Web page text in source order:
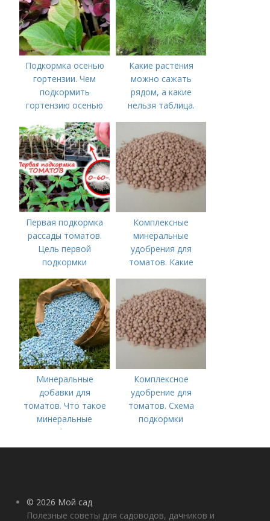
Подкормка осенью
гортензии. Чем
подкормить
гортензию осенью
Какие растения
можно сажать
рядом, а какие
нельзя таблица.
Первая подкормка
рассады томатов.
Цель первой
подкормки
Комплексные
минеральные
удобрения для
томатов. Какие
используются для
культуры
Минеральные
добавки для
томатов. Что такое
минеральные
удобрения
Комплексное
удобрение для
томатов. Схема
подкормки
рассады до сбора
© 2026 Мой сад
Полезные советы для садоводов, дачников и